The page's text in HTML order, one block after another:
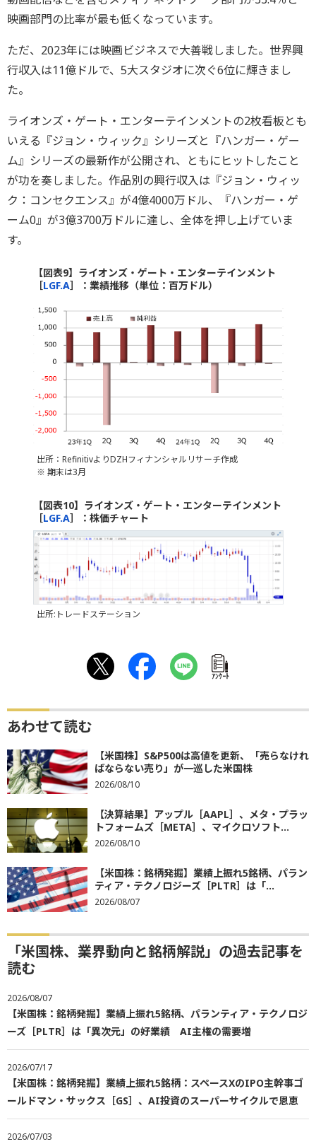
映画部門の比率が最も低くなっています。
ただ、2023年には映画ビジネスで大善戦しました。世界興
行収入は11億ドルで、5大スタジオに次ぐ6位に輝きまし
た。
ライオンズ・ゲート・エンターテインメントの2枚看板とも
いえる『ジョン・ウィック』シリーズと『ハンガー・ゲー
ム』シリーズの最新作が公開され、ともにヒットしたこと
が功を奏しました。作品別の興行収入は『ジョン・ウィッ
ク：コンセクエンス』が4億4000万ドル、『ハンガー・ゲ
ーム0』が3億3700万ドルに達し、全体を押し上げていま
す。
【図表9】ライオンズ・ゲート・エンターテインメント
［LGF.A］：業績推移（単位：百万ドル）
出所：RefinitivよりDZHフィナンシャルリサーチ作成
※ 期末は3月
【図表10】ライオンズ・ゲート・エンターテインメント
［LGF.A］：株価チャート
出所:トレードステーション
ｱﾝｹｰﾄ
あわせて読む
【米国株】S&P500は高値を更新、「売らなけれ
ばならない売り」が一巡した米国株
2026/08/10
【決算結果】アップル［AAPL］、メタ・プラッ
トフォームズ［META］、マイクロソフト...
2026/08/10
【米国株：銘柄発掘】業績上振れ5銘柄、パラン
ティア・テクノロジーズ［PLTR］は「...
2026/08/07
「米国株、業界動向と銘柄解説」の過去記事を
読む
2026/08/07
【米国株：銘柄発掘】業績上振れ5銘柄、パランティア・テクノロジ
ーズ［PLTR］は「異次元」の好業績 AI主権の需要増
2026/07/17
【米国株：銘柄発掘】業績上振れ5銘柄：スペースXのIPO主幹事ゴ
ールドマン・サックス［GS］、AI投資のスーパーサイクルで恩恵
2026/07/03